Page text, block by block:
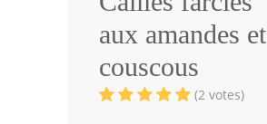
Volailles
Cuisines Orientales
Pâtisseries Orientales
aux amandes et
couscous
(2 votes)